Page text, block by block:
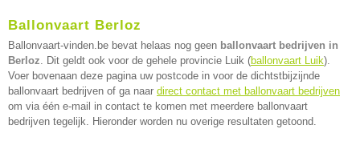
Ballonvaart Berloz
Ballonvaart-vinden.be bevat helaas nog geen ballonvaart bedrijven in
Berloz. Dit geldt ook voor de gehele provincie Luik (ballonvaart Luik).
Voer bovenaan deze pagina uw postcode in voor de dichtstbijzijnde
ballonvaart bedrijven of ga naar direct contact met ballonvaart bedrijven
om via één e-mail in contact te komen met meerdere ballonvaart
bedrijven tegelijk. Hieronder worden nu overige resultaten getoond.